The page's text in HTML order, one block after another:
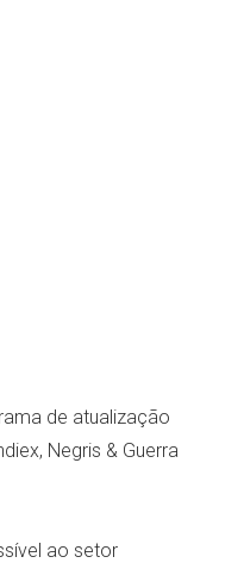
de atualização
Negris & Guerra
ao setor